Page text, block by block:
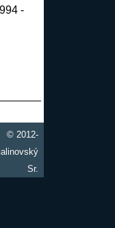
-
© 2012-
Sr.